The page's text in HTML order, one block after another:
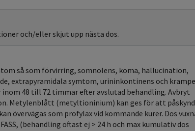
och/eller skjut upp nästa dos.
så som förvirring, somnolens, koma, hallucination,
extrapyramidala symtom, urininkontinens och
48 till 72 timmar efter avslutad behandling. Avbryt
Metylenblått (metyltioninium) kan ges för att
övervägas som profylax vid kommande kurer. Dos
(behandling oftast ej > 24 h och max kumulativ dos